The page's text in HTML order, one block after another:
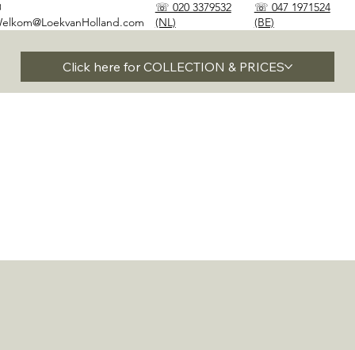
☏ 020 3379532
(NL)
☏ 047 1971524
(BE)
Click here for COLLECTION & PRICES